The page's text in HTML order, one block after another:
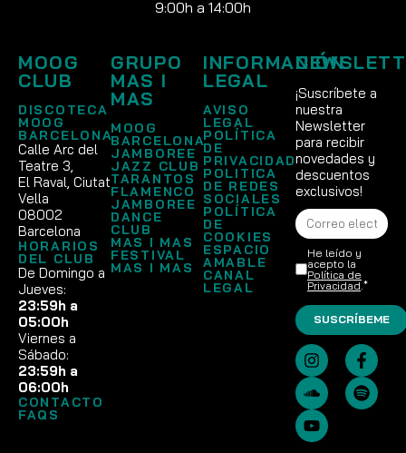
9:00h a 14:00h
MOOG
CLUB
DISCOTECA
MOOG
BARCELONA
Calle Arc del
Teatre 3,
El Raval, Ciutat
Vella
08002
Barcelona
HORARIOS
DEL CLUB
De Domingo a
Jueves:
23:59h a
05:00h
Viernes a
Sábado:
23:59h a
06:00h
CONTACTO
FAQS
GRUPO
MAS I
MAS
MOOG
BARCELONA
JAMBOREE
JAZZ CLUB
TARANTOS
FLAMENCO
JAMBOREE
DANCE
CLUB
MAS I MAS
FESTIVAL
MAS I MAS
INFORMACIÓN
LEGAL
AVISO
LEGAL
POLÍTICA
DE
PRIVACIDAD
POLITICA
DE REDES
SOCIALES
POLÍTICA
DE
COOKIES
ESPACIO
AMABLE
CANAL
LEGAL
¡Suscríbete a
nuestra
Newsletter
para recibir
novedades y
descuentos
exclusivos!
He leído y
acepto la
Política de
Privacidad .*
SUSCRÍBEME